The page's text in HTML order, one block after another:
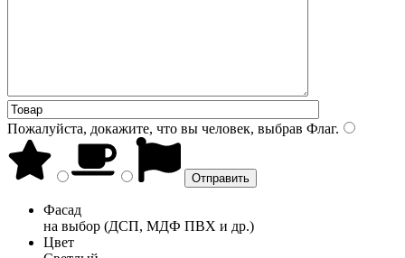
Пожалуйста, докажите, что вы человек, выбрав Флаг.
Фасад
на выбор (ДСП, МДФ ПВХ и др.)
Цвет